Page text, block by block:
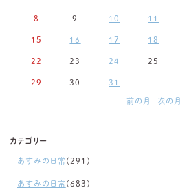
8 9 10 11
15 16 17 18
22 23 24 25
29 30 31 -
前の月 次の月
カテゴリー
あすみの日常(291)
あすみの日常(683)